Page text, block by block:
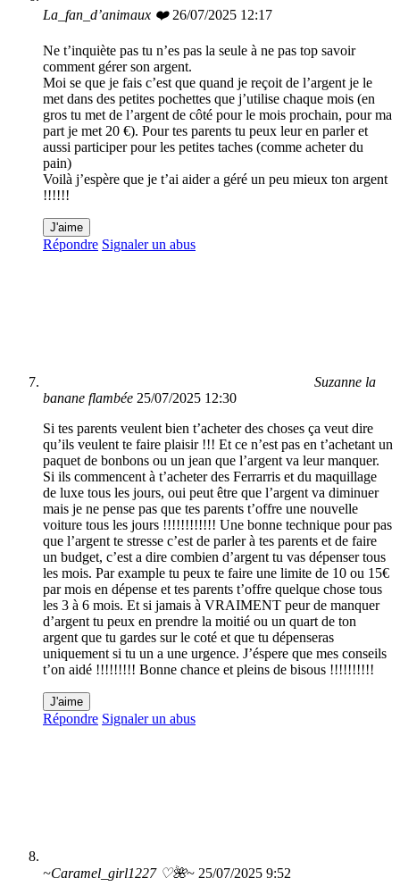
La_fan_d’animaux ❤️ 26/07/2025 12:17
Ne t’inquiète pas tu n’es pas la seule à ne pas top savoir
comment gérer son argent.
Moi se que je fais c’est que quand je reçoit de l’argent je le
met dans des petites pochettes que j’utilise chaque mois (en
gros tu met de l’argent de côté pour le mois prochain, pour ma
part je met 20 €). Pour tes parents tu peux leur en parler et
aussi participer pour les petites taches (comme acheter du
pain)
Voilà j’espère que je t’ai aider a géré un peu mieux ton argent
!!!!!!
J'aime
Répondre Signaler un abus
Suzanne la
banane flambée 25/07/2025 12:30
Si tes parents veulent bien t’acheter des choses ça veut dire
qu’ils veulent te faire plaisir !!! Et ce n’est pas en t’achetant un
paquet de bonbons ou un jean que l’argent va leur manquer.
Si ils commencent à t’acheter des Ferrarris et du maquillage
de luxe tous les jours, oui peut être que l’argent va diminuer
mais je ne pense pas que tes parents t’offre une nouvelle
voiture tous les jours !!!!!!!!!!!! Une bonne technique pour pas
que l’argent te stresse c’est de parler à tes parents et de faire
un budget, c’est a dire combien d’argent tu vas dépenser tous
les mois. Par example tu peux te faire une limite de 10 ou 15€
par mois en dépense et tes parents t’offre quelque chose tous
les 3 à 6 mois. Et si jamais à VRAIMENT peur de manquer
d’argent tu peux en prendre la moitié ou un quart de ton
argent que tu gardes sur le coté et que tu dépenseras
uniquement si tu un a une urgence. J’éspere que mes conseils
t’on aidé !!!!!!!!! Bonne chance et pleins de bisous !!!!!!!!!!
J'aime
Répondre Signaler un abus
~Caramel_girl1227 ♡🌺~ 25/07/2025 9:52